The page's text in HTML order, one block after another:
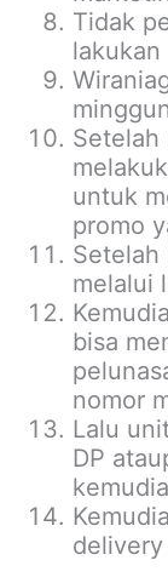
Tidak
Setelah
untuk
promo
Setelah
melalui
bisa
nomor
Lalu
DP